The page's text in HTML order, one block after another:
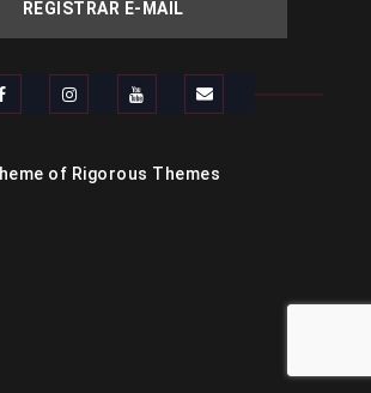
of Rigorous Themes